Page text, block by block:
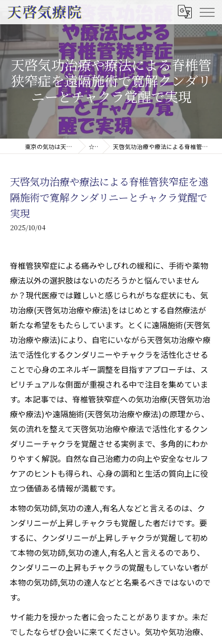
天啓気功治療や療法による脊椎管
狭窄症を遠隔施術で寛解クンダリ
ニーとチャクラ覚醒で実現
東京の気功は天啓気療院(天啓気功療法治療院) ☆コラム 天啓気功治療や療法による脊椎管狭窄症を遠隔施術で寛解クンダリニーとチャクラ覚醒で実現
天啓気功治療や療法による脊椎管狭窄症を遠
隔施術で寛解クンダリニーとチャクラ覚醒で
実現
2025/10/04
脊椎管狭窄症による痛みやしびれの緩和に、手術や薬物
療法以外の選択肢はないのだろうかと悩んでいません
か？現代医療では難しいと感じられがちな症状にも、気
功治療(天啓気功治療や療法)をはじめとする自然療法が
新たな希望をもたらしています。とくに遠隔施術(天啓気
功治療や療法)により、自宅にいながら天啓気功治療や療
法で活性化するクンダリニーやチャクラを活性化させる
ことで心身のエネルギー調整を目指すアプローチは、ス
ピリチュアルな側面が重視される中で注目を集めていま
す。本記事では、脊椎管狭窄症への気功治療(天啓気功治
療や療法)や遠隔施術(天啓気功治療や療法)の原理から、
気の流れを整えて天啓気功治療や療法で活性化するクン
ダリニーチャクラを覚醒させる実例まで、多角的にわか
りやすく解説。自然な自己治癒力の向上や安全なセルフ
ケアのヒントも得られ、心身の調和と生活の質向上に役
立つ価値ある情報が満載です。
本物の気功師,気功の達人,有名人などと言えるのは、ク
ンダリニーが上昇しチャクラも覚醒した者だけです。要
するに、クンダリニーが上昇しチャクラが覚醒して初め
て本物の気功師,気功の達人,有名人と言えるのであり、
クンダリニーの上昇もチャクラの覚醒もしていない者が
本物の気功師,気功の達人などと名乗るべきではないので
す。
サイ能力を授かった者に会ったことがありますか。未だ
でしたならぜひ会いに来てください。気功や気功治療、